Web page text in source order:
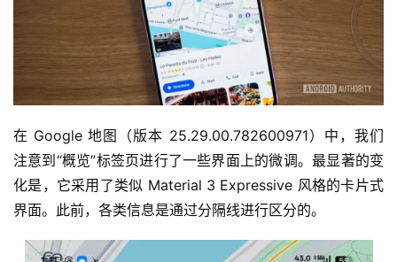
在 Google 地图（版本 25.29.00.782600971）中，我们
注意到“概览”标签页进行了一些界面上的微调。最显著的变
化是，它采用了类似 Material 3 Expressive 风格的卡片式
界面。此前，各类信息是通过分隔线进行区分的。